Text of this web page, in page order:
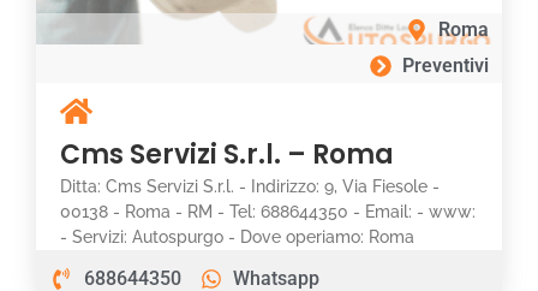
Roma
Preventivi
Cms Servizi S.r.l. – Roma
Ditta: Cms Servizi S.r.l. - Indirizzo: 9, Via Fiesole -
00138 - Roma - RM - Tel: 688644350 - Email: - www:
- Servizi: Autospurgo - Dove operiamo: Roma
688644350 Whatsapp